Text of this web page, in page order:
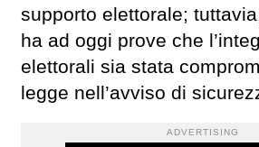
supporto elettorale;
ha ad oggi prove che
elettorali sia stata
legge nell’avviso di
ADVERTISING